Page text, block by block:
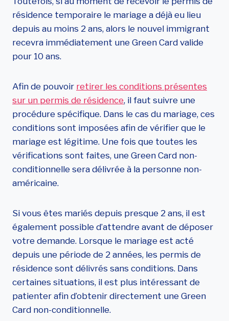
résidence temporaire le mariage a déjà eu lieu
depuis au moins 2 ans, alors le nouvel immigrant
recevra immédiatement une Green Card valide
pour 10 ans.
Afin de pouvoir retirer les conditions présentes
sur un permis de résidence, il faut suivre une
procédure spécifique. Dans le cas du mariage, ces
conditions sont imposées afin de vérifier que le
mariage est légitime. Une fois que toutes les
vérifications sont faites, une Green Card non-
conditionnelle sera délivrée à la personne non-
américaine.
Si vous êtes mariés depuis presque 2 ans, il est
également possible d’attendre avant de déposer
votre demande. Lorsque le mariage est acté
depuis une période de 2 années, les permis de
résidence sont délivrés sans conditions. Dans
certaines situations, il est plus intéressant de
patienter afin d’obtenir directement une Green
Card non-conditionnelle.